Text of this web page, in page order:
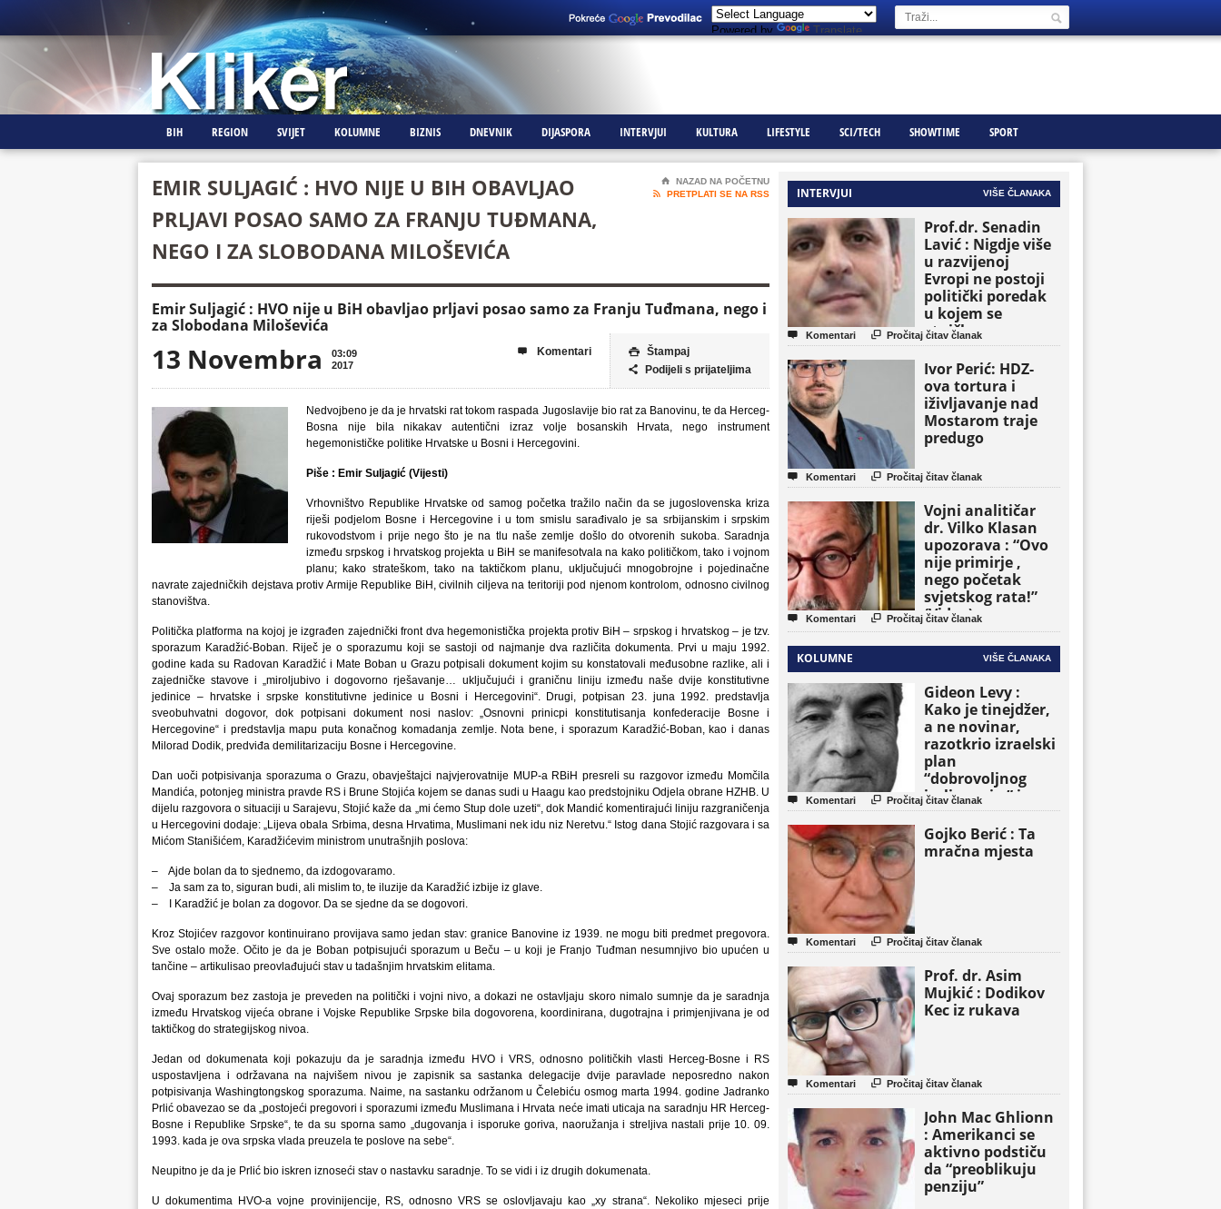
Powered by Translate
BIH REGION SVIJET KOLUMNE BIZNIS DNEVNIK DIJASPORA INTERVJUI KULTURA LIFESTYLE SCI/TECH SHOWTIME SPORT
EMIR SULJAGIĆ : HVO NIJE U BIH OBAVLJAO
PRLJAVI POSAO SAMO ZA FRANJU TUĐMANA,
NEGO I ZA SLOBODANA MILOŠEVIĆA
⌂
NAZAD NA POČETNU

PRETPLATI SE NA RSS
Emir Suljagić : HVO nije u BiH obavljao prljavi posao samo za Franju Tuđmana, nego i
za Slobodana Miloševića
13 Novembra
03:09
2017
 Štampaj
 Podijeli s prijateljima
 Komentari
Nedvojbeno je da je hrvatski rat tokom raspada Jugoslavije bio rat za Banovinu, te da Herceg-
Bosna nije bila nikakav autentični izraz volje bosanskih Hrvata, nego instrument
hegemonističke politike Hrvatske u Bosni i Hercegovini.
Piše : Emir Suljagić (Vijesti)
Vrhovništvo Republike Hrvatske od samog početka tražilo način da se jugoslovenska kriza
riješi podjelom Bosne i Hercegovine i u tom smislu sarađivalo je sa srbijanskim i srpskim
rukovodstvom i prije nego što je na tlu naše zemlje došlo do otvorenih sukoba. Saradnja
između srpskog i hrvatskog projekta u BiH se manifesotvala na kako političkom, tako i vojnom
planu; kako strateškom, tako na taktičkom planu, uključujući mnogobrojne i pojedinačne
navrate zajedničkih dejstava protiv Armije Republike BiH, civilnih ciljeva na teritoriji pod njenom kontrolom, odnosno civilnog
stanovištva.
Politička platforma na kojoj je izgrađen zajednički front dva hegemonistička projekta protiv BiH – srpskog i hrvatskog – je tzv.
sporazum Karadžić-Boban. Riječ je o sporazumu koji se sastoji od najmanje dva različita dokumenta. Prvi u maju 1992.
godine kada su Radovan Karadžić i Mate Boban u Grazu potpisali dokument kojim su konstatovali međusobne razlike, ali i
zajedničke stavove i „miroljubivo i dogovorno rješavanje… uključujući i graničnu liniju između naše dvije konstitutivne
jedinice – hrvatske i srpske konstitutivne jedinice u Bosni i Hercegovini“. Drugi, potpisan 23. juna 1992. predstavlja
sveobuhvatni dogovor, dok potpisani dokument nosi naslov: „Osnovni prinicpi konstitutisanja konfederacije Bosne i
Hercegovine“ i predstavlja mapu puta konačnog komadanja zemlje. Nota bene, i sporazum Karadžić-Boban, kao i danas
Milorad Dodik, predviđa demilitarizaciju Bosne i Hercegovine.
Dan uoči potpisivanja sporazuma o Grazu, obavještajci najvjerovatnije MUP-a RBiH presreli su razgovor između Momčila
Mandića, potonjeg ministra pravde RS i Brune Stojića kojem se danas sudi u Haagu kao predstojniku Odjela obrane HZHB. U
dijelu razgovora o situaciji u Sarajevu, Stojić kaže da „mi ćemo Stup dole uzeti“, dok Mandić komentirajući liniju razgraničenja
u Hercegovini dodaje: „Lijeva obala Srbima, desna Hrvatima, Muslimani nek idu niz Neretvu.“ Istog dana Stojić razgovara i sa
Mićom Stanišićem, Karadžićevim ministrom unutrašnjih poslova:
– Ajde bolan da to sjednemo, da izdogovaramo.
– Ja sam za to, siguran budi, ali mislim to, te iluzije da Karadžić izbije iz glave.
– I Karadžić je bolan za dogovor. Da se sjedne da se dogovori.
Kroz Stojićev razgovor kontinuirano provijava samo jedan stav: granice Banovine iz 1939. ne mogu biti predmet pregovora.
Sve ostalo može. Očito je da je Boban potpisujući sporazum u Beču – u koji je Franjo Tuđman nesumnjivo bio upućen u
tančine – artikulisao preovlađujući stav u tadašnjim hrvatskim elitama.
Ovaj sporazum bez zastoja je preveden na politički i vojni nivo, a dokazi ne ostavljaju skoro nimalo sumnje da je saradnja
između Hrvatskog vijeća obrane i Vojske Republike Srpske bila dogovorena, koordinirana, dugotrajna i primjenjivana je od
taktičkog do strategijskog nivoa.
Jedan od dokumenata koji pokazuju da je saradnja između HVO i VRS, odnosno političkih vlasti Herceg-Bosne i RS
uspostavljena i održavana na najvišem nivou je zapisnik sa sastanka delegacije dvije paravlade neposredno nakon
potpisivanja Washingtongskog sporazuma. Naime, na sastanku održanom u Čelebiću osmog marta 1994. godine Jadranko
Prlić obavezao se da „postojeći pregovori i sporazumi između Muslimana i Hrvata neće imati uticaja na saradnju HR Herceg-
Bosne i Republike Srpske“, te da su sporna samo „dugovanja i isporuke goriva, naoružanja i streljiva nastali prije 10. 09.
1993. kada je ova srpska vlada preuzela te poslove na sebe“.
Neupitno je da je Prlić bio iskren iznoseći stav o nastavku saradnje. To se vidi i iz drugih dokumenata.
U dokumentima HVO-a vojne provinijencije, RS, odnosno VRS se oslovljavaju kao „xy strana“. Nekoliko mjeseci prije
INTERVJUI VIŠE ČLANAKA
Prof.dr. Senadin
Lavić : Nigdje više
u razvijenoj
Evropi ne postoji
politički poredak
u kojem se
etničke grupe
pojavljuju kao
osnovne političke
jedinice
 Komentari  Pročitaj čitav članak
Ivor Perić: HDZ-
ova tortura i
iživljavanje nad
Mostarom traje
predugo
 Komentari  Pročitaj čitav članak
Vojni analitičar
dr. Vilko Klasan
upozorava : “Ovo
nije primirje ,
nego početak
svjetskog rata!”
(Video)
 Komentari  Pročitaj čitav članak
KOLUMNE VIŠE ČLANAKA
Gideon Levy :
Kako je tinejdžer,
a ne novinar,
razotkrio izraelski
plan
“dobrovoljnog
iseljavanja ” iz
Gaze
 Komentari  Pročitaj čitav članak
Gojko Berić : Ta
mračna mjesta
 Komentari  Pročitaj čitav članak
Prof. dr. Asim
Mujkić : Dodikov
Kec iz rukava
 Komentari  Pročitaj čitav članak
John Mac Ghlionn
: Amerikanci se
aktivno podstiču
da “preoblikuju
penziju”